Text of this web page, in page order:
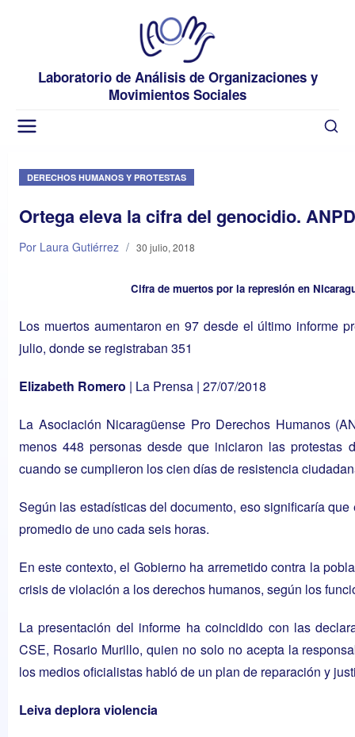
Laboratorio de Análisis de Organizaciones y
Movimientos Sociales
DERECHOS HUMANOS Y PROTESTAS
Ortega eleva la cifra del genocidio.
Por Laura Gutiérrez / 30 julio, 2018
Cifra de muertos por la represión en
Los muertos aumentaron en 97 desde el último informe
julio, donde se registraban 351
Elizabeth Romero | La Prensa | 27/07/2018
La Asociación Nicaragüense Pro Derechos Humanos
menos 448 personas desde que iniciaron lasprotestas
cuando se cumplieron los cien días de resistencia
Según las estadísticas del documento, eso significaría
promedio de uno cada seis horas.
En este contexto, el Gobierno ha arremetido contra la
crisis de violación a los derechos humanos, según los
La presentación del informe ha coincidido con las
CSE, Rosario Murillo, quien no solo no acepta la
los medios oficialistas habló de un plan de reparación y
Leiva deplora violencia